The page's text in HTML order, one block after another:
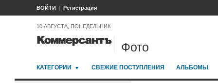
ВОЙТИ Регистрация
10 АВГУСТА, ПОНЕДЕЛЬНИК
Фото
КАТЕГОРИИ СВЕЖИЕ ПОСТУПЛЕНИЯ АЛЬБОМЫ